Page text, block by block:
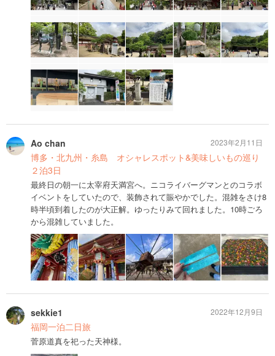
Ao chan
博多・北九州・糸島 オシャレスポット&美味しいもの巡り
２泊3日
最終日の朝一に太宰府天満宮へ。ニコライバーグマンとのコラボ
イベントをしていたので、装飾されて賑やかでした。混雑をさけ8
時半頃到着したのが大正解。ゆったりみて回れました。10時ごろ
から混雑していました。
2023年2月11日
sekkie1
福岡一泊二日旅
菅原道真を祀った天神様。
2022年12月9日